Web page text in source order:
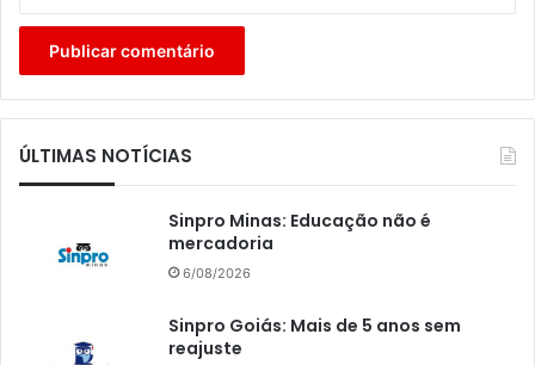
ÚLTIMAS NOTÍCIAS
Sinpro Minas: Educação não é
mercadoria
6/08/2026
Sinpro Goiás: Mais de 5 anos sem
reajuste